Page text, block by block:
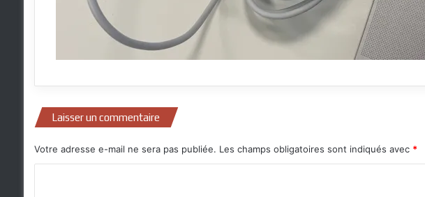
Laisser un commentaire
Votre adresse e-mail ne sera pas publiée. Les champs obligatoires sont indiqués avec *